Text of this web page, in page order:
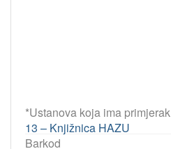
*Ustanova koja ima primjerak
13 – Knjižnica HAZU
Barkod